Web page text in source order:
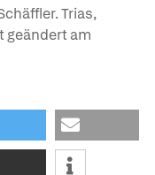
Trias,
geändert am